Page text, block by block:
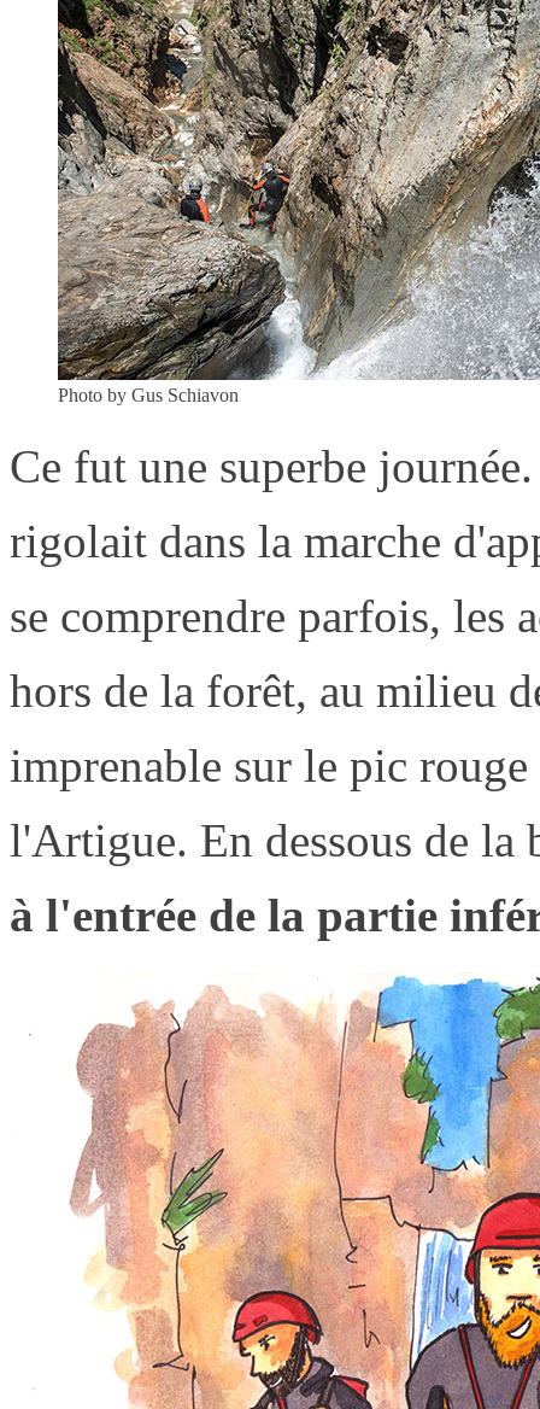
Photo by Gus Schiavon
Ce fut une superbe
rigolait dans la marche
se comprendre parfois, les
hors de la forêt, au milieu
imprenable sur le pic
l'Artigue. En dessous de la
à l'entrée de la partie